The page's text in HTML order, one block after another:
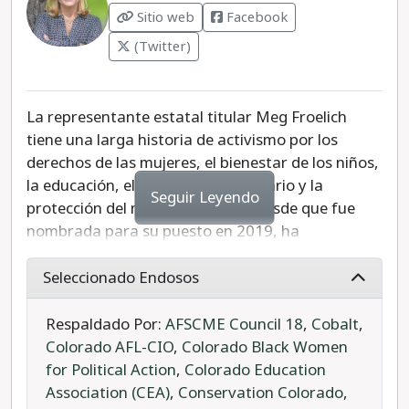
Sitio web
Facebook
(Twitter)
La representante estatal titular Meg Froelich
tiene una larga historia de activismo por los
derechos de las mujeres, el bienestar de los niños,
la educación, el liderazgo comunitario y la
protección del medio ambiente. Desde que fue
nombrada para su puesto en 2019, ha
copatrocinado y aprobado proyectos de ley sobre
temas que van desde la negociación colectiva del
sector público hasta la responsabilidad en la
aplicación de la ley y la expansión de Medicaid.
Más recientemente, Forelich fue uno de los
principales patrocinadores de la Ley de Equidad
en Salud Reproductiva, que hizo del aborto un
Seguir Leyendo
Seleccionado Endosos
Respaldado Por: AFSCME Council 18, Cobalt,
Colorado AFL-CIO, Colorado Black Women
for Political Action, Colorado Education
Association (CEA), Conservation Colorado,